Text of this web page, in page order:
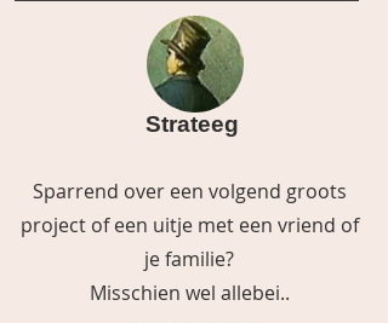
Strateeg
Sparrend over een volgend groots
project of een uitje met een vriend of
je familie?
Misschien wel allebei..